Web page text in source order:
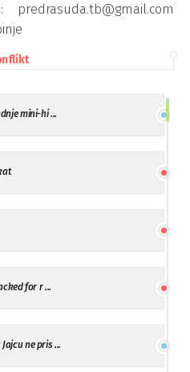
mini-hi ...
for r ...
Jajcu ne pris ...